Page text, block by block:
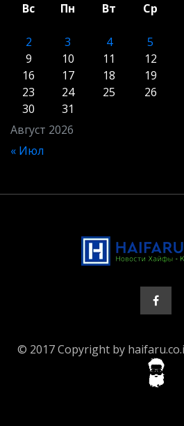
Август 2026
Вс Пн Вт Ср
2
3 4 5
9
10 11 12
16
17 18 19
23
24 25 26
30
31
« Июл
© 2017 Copyright by